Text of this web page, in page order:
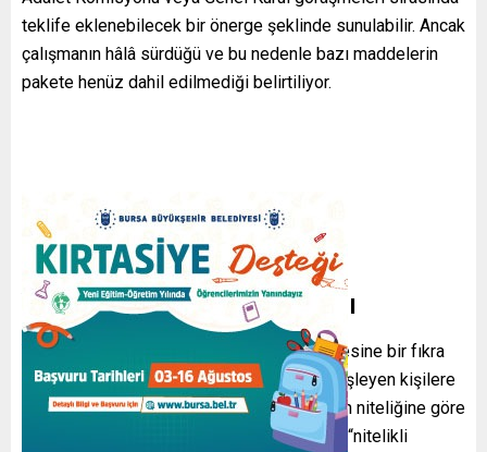
teklife eklenebilecek bir önerge şeklinde sunulabilir. Ancak
çalışmanın hâlâ sürdüğü ve bu nedenle bazı maddelerin
pakete henüz dahil edilmediği belirtiliyor.
Yeni Tanım ve Ceza Aralığı
Yetkililer, Türk Ceza Kanunu’nun 158. maddesine bir fıkra
ekleyerek IBAN üzerinden istemeden suç işleyen kişilere
ayrı bir tanım getirmeyi planlıyor. Amaç, fiilin niteliğine göre
daha uygun bir yaptırım belirlemek: mevcut “nitelikli